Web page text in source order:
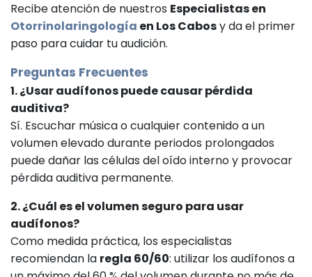
Recibe atención de nuestros Especialistas en
Otorrinolaringología en Los Cabosy da el primer
paso para cuidar tu audición.
Preguntas Frecuentes
1. ¿Usar audífonos puede causar pérdida
auditiva?
Sí. Escuchar música o cualquier contenido a un
volumen elevado durante periodos prolongados
puede dañar las células del oído interno y provocar
pérdida auditiva permanente.
2. ¿Cuál es el volumen seguro para usar
audífonos?
Como medida práctica, los especialistas
recomiendan la regla 60/60: utilizar los audífonos a